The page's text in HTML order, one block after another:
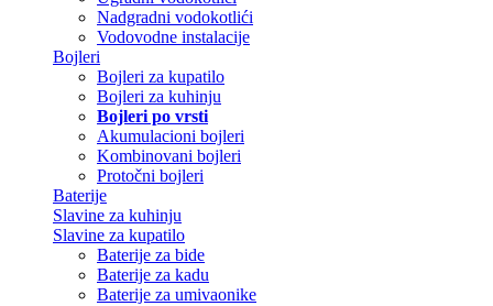
Nadgradni vodokotlići
Vodovodne instalacije
Bojleri
Bojleri za kupatilo
Bojleri za kuhinju
Bojleri po vrsti
Akumulacioni bojleri
Kombinovani bojleri
Protočni bojleri
Baterije
Slavine za kuhinju
Slavine za kupatilo
Baterije za bide
Baterije za kadu
Baterije za umivaonike